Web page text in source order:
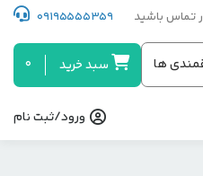
تماس باشید 09195555359
ها سبد خرید 0
ورود/ثبت نام